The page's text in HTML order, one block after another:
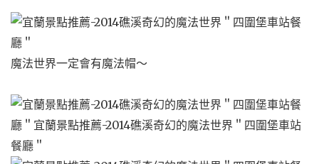
魔法世界一定會有魔法帽～